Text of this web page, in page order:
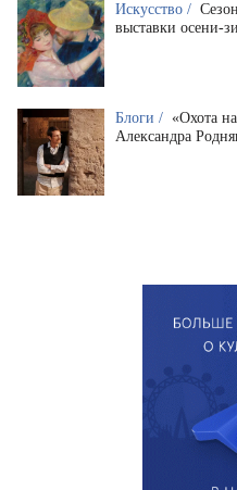
Искусство /
выставки осени-
Блоги / «Охота
Александра